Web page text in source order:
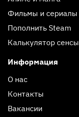
Фильмы и сериалы
Пополнить Steam
Калькулятор сенсы
Информация
О нас
Контакты
Вакансии